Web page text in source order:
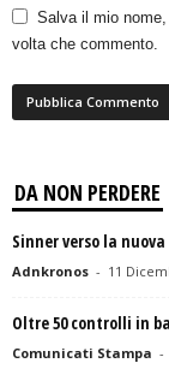
Salva il mio
volta che commento.
DA NON PERDERE
Sinner verso la
Adnkronos - 11
Oltre 50 controlli in
Comunicati Stampa -